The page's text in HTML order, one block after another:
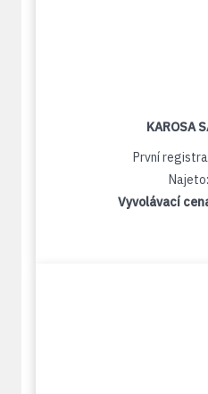
KAROSA
První
Vyvolávací